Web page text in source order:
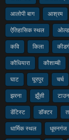
आलोपी बाग आश्रम
ऐतिहासिक स्थल ओल्ड
कवि किला
कौधियारा कौशाम्बी
घाट घूरपुर चर्च
झरना झूँसी टाउन
डेंटिस्ट डॉक्टर
धार्मिक स्थल धूमनगंज